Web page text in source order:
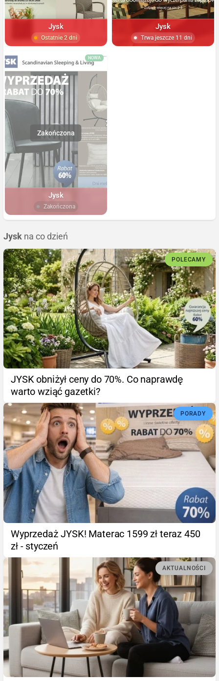
Jysk
Ostatnie 2 dni
Jysk
Trwa jeszcze 11 dni
NOWA
Jysk
Zakończona
Jysk na co dzień
POLECAMY
JYSK obniżył ceny do 70%. Co naprawdę
warto wziąć gazetki?
PORADY
Wyprzedaż JYSK! Materac 1599 zł teraz 450
zł - styczeń
AKTUALNOŚCI